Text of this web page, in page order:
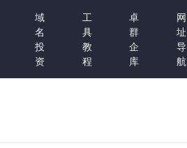
域
名
投
资
工
具
教
程
卓
群
企
库
网
址
导
航